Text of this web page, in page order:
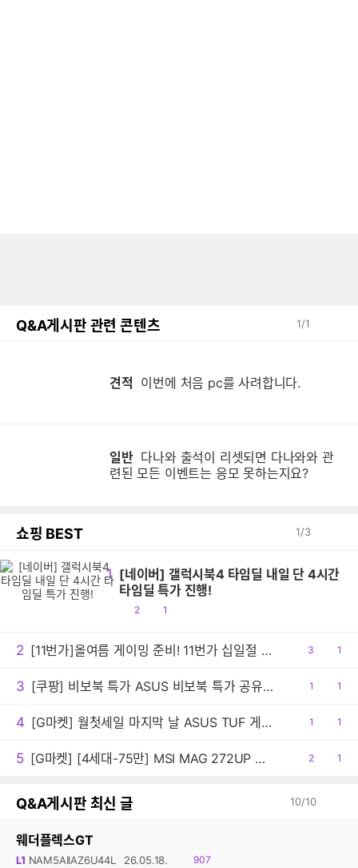
Q&A게시판 관련 콘텐츠 1/1
견적 이번에 처음 pc를 사려합니다.
일반
련된 모든 이벤트는 응모 못하는지요?
쇼핑 BEST 1/3
1 [네이버] 갤럭시북4 타임딜 내일 단 4시간
타임딜 특가 진행!
공
2
댓1
2 [11번가]올여름 게이밍 준비! 11번가 십일절 ASUS TUF A14 특가
공
3
댓1
3 [쿠팡] 비보북 특가 ASUS 비보북 특가 공유드립니다.
공1
댓1
4 [G마켓] 월첫세일 마지막 날 ASUS TUF 게이밍노트북 A16 FA608UHI-TU148 최종 139만원대!
공1
댓1
5 [G마켓] [4세대-75만] MSI MAG 272UP QD-OLED E16 4K 165 게이밍 모니터 (최종:755,148원)
공
2
댓1
Q&A게시판 최신 글 10/10
웨더플렉스GT
L1 NAM5AIIAZ6U44L 26.05.18.
읽
907